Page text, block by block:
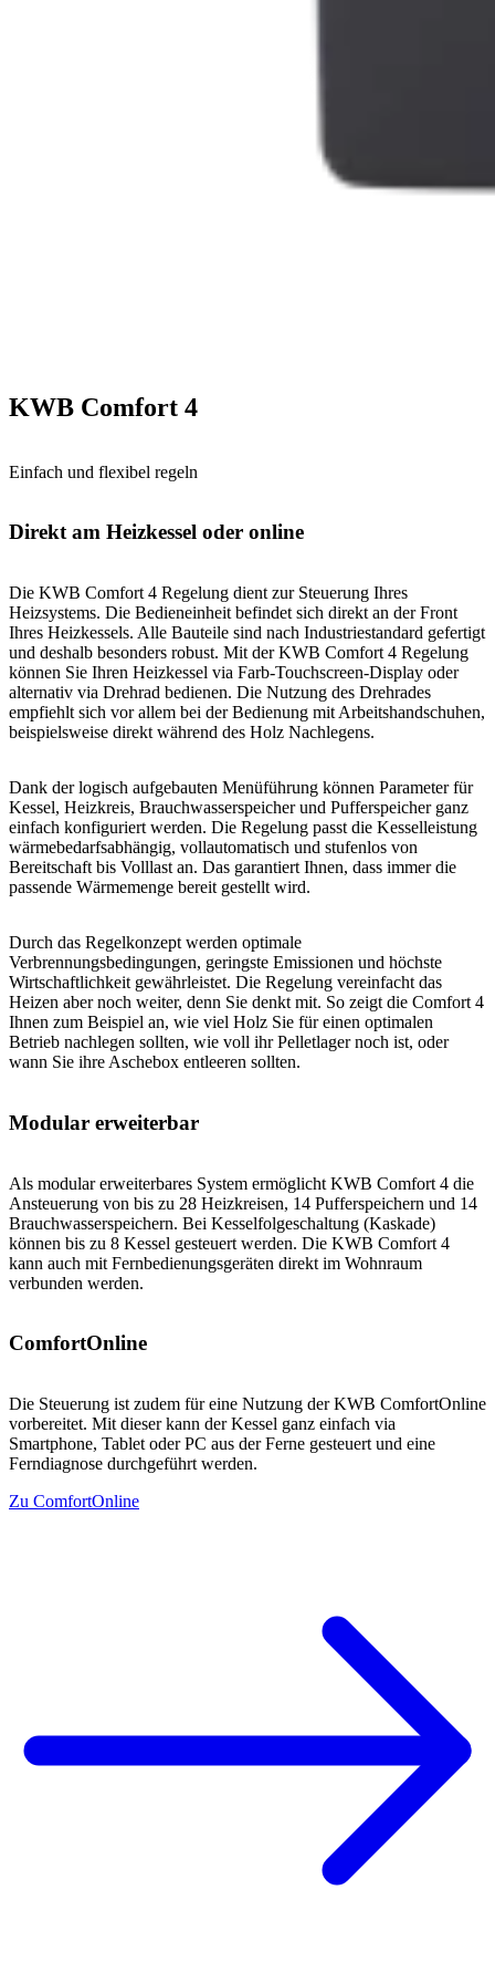
KWB Comfort 4
Einfach und flexibel regeln
Direkt am Heizkessel oder online
Die KWB Comfort 4 Regelung dient zur Steuerung Ihres
Heizsystems. Die Bedieneinheit befindet sich direkt an der Front
Ihres Heizkessels. Alle Bauteile sind nach Industriestandard gefertigt
und deshalb besonders robust. Mit der KWB Comfort 4 Regelung
können Sie Ihren Heizkessel via Farb-Touchscreen-Display oder
alternativ via Drehrad bedienen. Die Nutzung des Drehrades
empfiehlt sich vor allem bei der Bedienung mit Arbeitshandschuhen,
beispielsweise direkt während des Holz Nachlegens.
Dank der logisch aufgebauten Menüführung können Parameter für
Kessel, Heizkreis, Brauchwasserspeicher und Pufferspeicher ganz
einfach konfiguriert werden. Die Regelung passt die Kesselleistung
wärmebedarfsabhängig, vollautomatisch und stufenlos von
Bereitschaft bis Volllast an. Das garantiert Ihnen, dass immer die
passende Wärmemenge bereit gestellt wird.
Durch das Regelkonzept werden optimale
Verbrennungsbedingungen, geringste Emissionen und höchste
Wirtschaftlichkeit gewährleistet. Die Regelung vereinfacht das
Heizen aber noch weiter, denn Sie denkt mit. So zeigt die Comfort 4
Ihnen zum Beispiel an, wie viel Holz Sie für einen optimalen
Betrieb nachlegen sollten, wie voll ihr Pelletlager noch ist, oder
wann Sie ihre Aschebox entleeren sollten.
Modular erweiterbar
Als modular erweiterbares System ermöglicht KWB Comfort 4 die
Ansteuerung von bis zu 28 Heizkreisen, 14 Pufferspeichern und 14
Brauchwasserspeichern. Bei Kesselfolgeschaltung (Kaskade)
können bis zu 8 Kessel gesteuert werden. Die KWB Comfort 4
kann auch mit Fernbedienungsgeräten direkt im Wohnraum
verbunden werden.
ComfortOnline
Die Steuerung ist zudem für eine Nutzung der KWB ComfortOnline
vorbereitet. Mit dieser kann der Kessel ganz einfach via
Smartphone, Tablet oder PC aus der Ferne gesteuert und eine
Ferndiagnose durchgeführt werden.
Zu ComfortOnline